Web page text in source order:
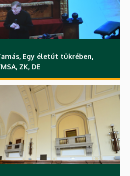
Egy életút tükrében,
ZK, DE